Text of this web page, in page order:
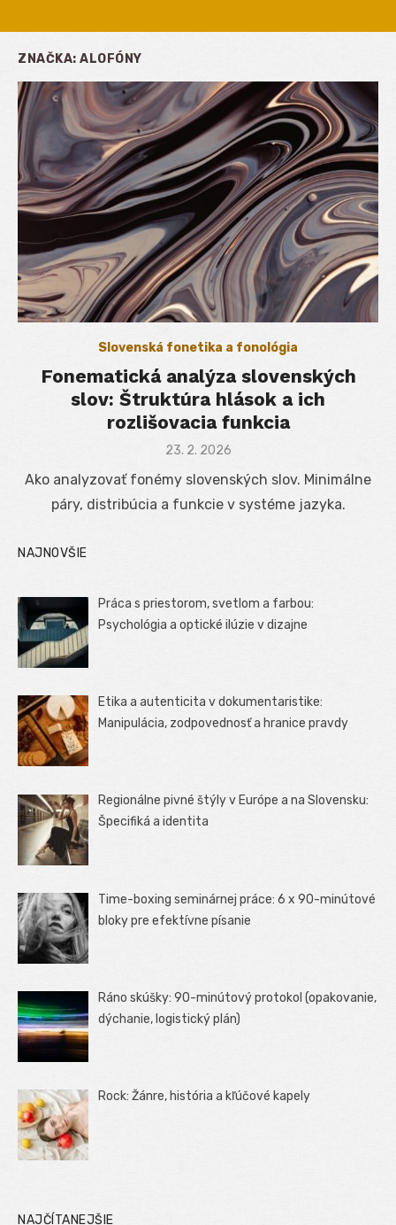
ZNAČKA: ALOFÓNY
Slovenská fonetika a fonológia
Fonematická analýza slovenských
slov: Štruktúra hlások a ich
rozlišovacia funkcia
Posted
23. 2. 2026
Ako analyzovať fonémy slovenských slov. Minimálne
páry, distribúcia a funkcie v systéme jazyka.
NAJNOVŠIE
Práca s priestorom, svetlom a farbou:
Psychológia a optické ilúzie v dizajne
Etika a autenticita v dokumentaristike:
Manipulácia, zodpovednosť a hranice pravdy
Regionálne pivné štýly v Európe a na Slovensku:
Špecifiká a identita
Time-boxing seminárnej práce: 6 x 90-minútové
bloky pre efektívne písanie
Ráno skúšky: 90-minútový protokol (opakovanie,
dýchanie, logistický plán)
Rock: Žánre, história a kľúčové kapely
NAJČÍTANEJŠIE